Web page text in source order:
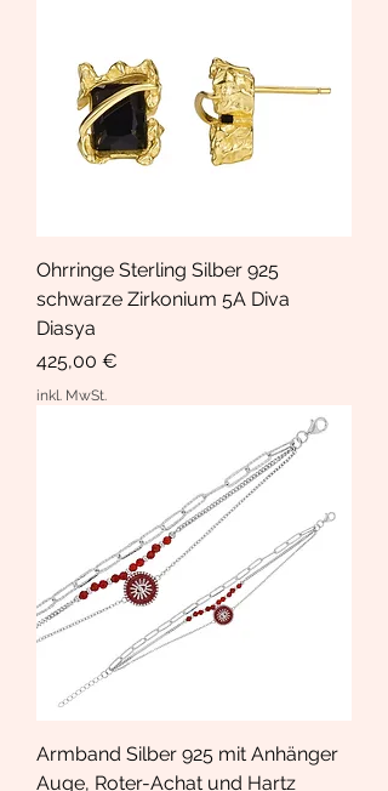
Ohrringe Sterling Silber 925
schwarze Zirkonium 5A Diva
Diasya
Preis
425,00 €
inkl. MwSt.
Armband Silber 925 mit Anhänger
Auge, Roter-Achat und Hartz